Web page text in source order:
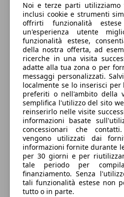
Noi e terze parti utilizziamo
inclusi cookie e strumenti
offrirti funzionalità
un'esperienza utente
funzionalità estese,
della nostra offerta, ad
ricerche in una visita
adatte alla tua zona o per
messaggi personalizzati.
localmente se lo inserisci
preferiti o nell'ambito della
semplifica l'utilizzo del sito
reinserirlo nelle visite
informazioni basate
concessionari che
vengono utilizzati dai
informazioni fornite durante
per 30 giorni e per
tale periodo per
finanziamento. Senza
tali funzionalità estese non
tutto o in parte.